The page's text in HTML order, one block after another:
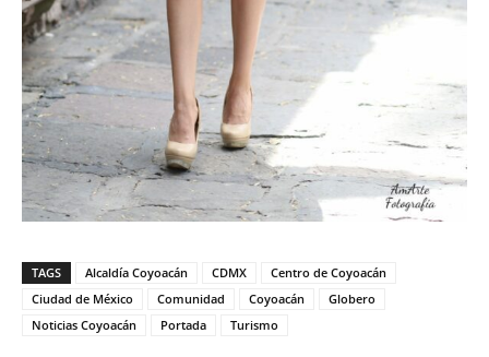
TAGS Alcaldía Coyoacán CDMX
Centro de Coyoacán
Ciudad de México
Comunidad Coyoacán
Globero
Noticias Coyoacán
Portada Turismo